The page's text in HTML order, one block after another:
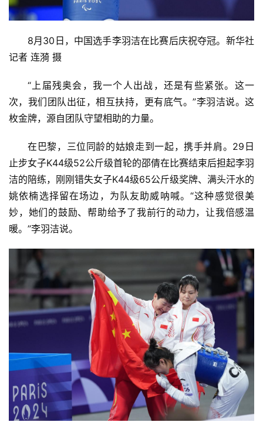
8月30日，中国选手李羽洁在比赛后庆祝夺冠。新华社
记者 连漪 摄
“上届残奥会，我一个人出战，还是有些紧张。这一
次，我们团队出征，相互扶持，更有底气。”李羽洁说。这
枚金牌，源自团队守望相助的力量。
在巴黎，三位同龄的姑娘走到一起，携手并肩。29日
止步女子K44级52公斤级首轮的邵倩在比赛结束后担起李羽
洁的陪练，刚刚错失女子K44级65公斤级奖牌、满头汗水的
姚依楠选择留在场边，为队友助威呐喊。“这种感觉很美
妙，她们的鼓励、帮助给予了我前行的动力，让我倍感温
暖。”李羽洁说。